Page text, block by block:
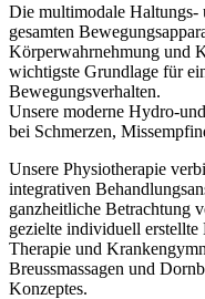
Die multimodale Haltungs-
gesamten
Körperwahrnehmung und
wichtigste Grundlage für
Bewegungsverhalten.
Unsere moderne Hydro-
bei Schmerzen,
Unsere Physiotherapie
integrativen
ganzheitliche Betrachtung
gezielte individuell
Therapie und
Breussmassagen und
Konzeptes.